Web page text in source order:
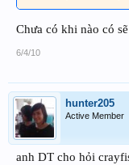
Chưa có khi nào có
6/4/10
hunter205
Active Member
anh DT cho hỏi